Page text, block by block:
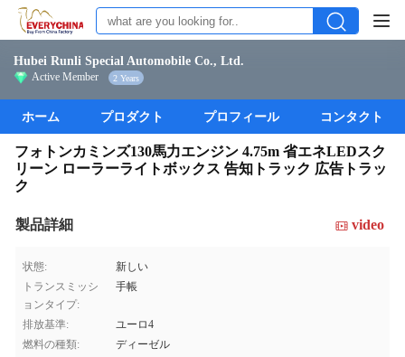
Hubei Runli Special Automobile Co., Ltd.
Active Member 2 Years
ホーム プロダクト プロフィール コンタクト
フォトンカミンズ130馬力エンジン 4.75m 省エネLEDスク
リーン ローラーライトボックス 告知トラック 広告トラッ
ク
製品詳細 video
状態:
新しい
トランスミッシ
ョンタイプ:
手帳
排放基準:
ユーロ4
燃料の種類:
ディーゼル